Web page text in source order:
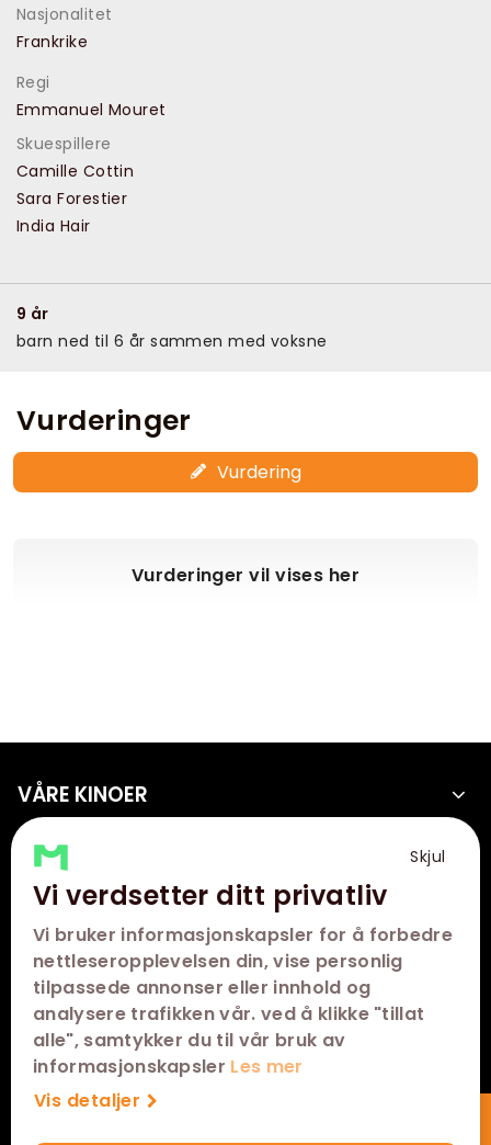
Skjul
Vi verdsetter ditt privatliv
Vi bruker informasjonskapsler for å forbedre
nettleseropplevelsen din, vise personlig
tilpassede annonser eller innhold og
analysere trafikken vår. ved å klikke "tillat
alle", samtykker du til vår bruk av
informasjonskapsler Les mer
Vis detaljer
Nasjonalitet
Frankrike
Regi
Emmanuel Mouret
Skuespillere
Camille Cottin
Sara Forestier
India Hair
9 år
barn ned til 6 år sammen med voksne
Vurderinger
Vurdering
Vurderinger vil vises her
VÅRE KINOER
SNARVEIER
KONTAKT
FØLG OSS